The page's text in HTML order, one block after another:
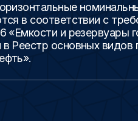
в соответствии с
«Емкости и резервуары
Реестр основных видов